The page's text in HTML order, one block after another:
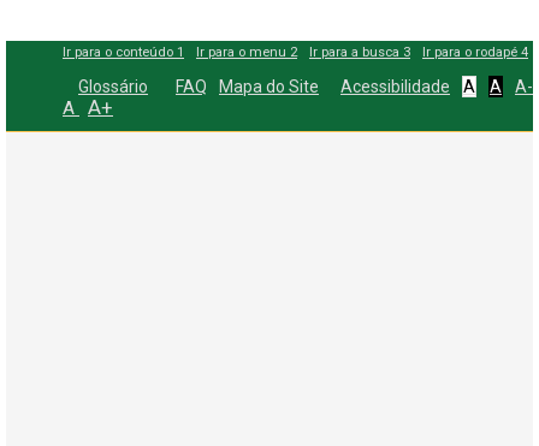
Ir para o conteúdo 1 Ir para o menu 2 Ir para a busca 3 Ir para o rodapé 4
Glossário FAQ Mapa do Site Acessibilidade A A A-
A A+